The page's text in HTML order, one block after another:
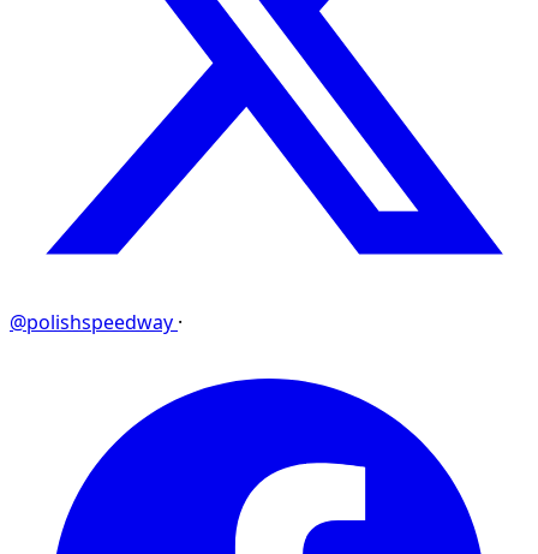
@polishspeedway ·